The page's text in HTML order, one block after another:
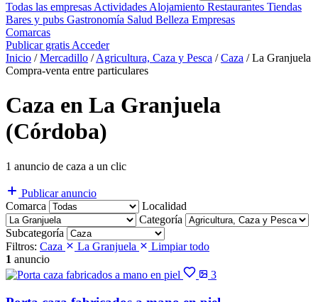
Todas las empresas Actividades Alojamiento Restaurantes Tiendas
Bares y pubs Gastronomía Salud Belleza Empresas
Comarcas
Publicar gratis Acceder
Inicio / Mercadillo / Agricultura, Caza y Pesca / Caza / La Granjuela
Compra-venta entre particulares
Caza en La Granjuela
(Córdoba)
1 anuncio de caza a un clic
Publicar anuncio
Comarca
Localidad
Categoría
Subcategoría
Filtros: Caza La Granjuela
Limpiar todo
1 anuncio
3